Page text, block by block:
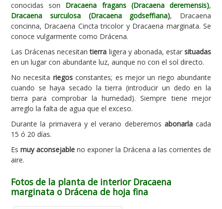
Animales
Hongos
Carencias
Fotos
Flores y Plantas
Árboles y Palmeras
Arbustos y Trepadoras
Cactus y Suculentas
conocidas son Dracaena fragans (Dracaena deremensis),
Dracaena surculosa (Dracaena godseffiana), Dracaena
concinna, Dracaena Cincta tricolor y Dracaena marginata. Se
conoce vulgarmente como Drácena.
Las Drácenas necesitantierra ligera y abonada, estar situadas
en un lugar con abundante luz, aunque no con el sol directo.
No necesita riegosconstantes; es mejor un riego abundante
cuando se haya secado la tierra (introducir un dedo en la
tierra para comprobar la humedad). Siempre tiene mejor
arreglo la falta de agua que el exceso.
Durante la primavera y el verano deberemos abonarlacada
15 ó 20 días.
Es muy aconsejable no exponer la Drácena a las corrientes de
aire.
Fotos de la planta de interior Dracaena
marginata o Drácena de hoja fina